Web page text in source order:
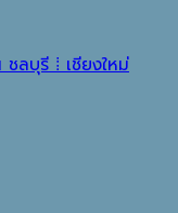
ลบุรี ⁞ เชียงใหม่